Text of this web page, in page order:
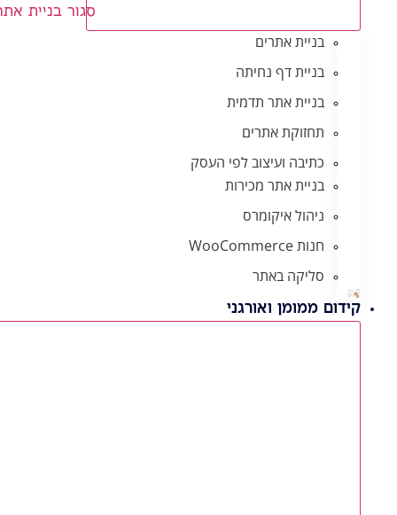
סגור בניית
בניית אתרים
בניית דף נחיתה
בניית אתר תדמית
תחזוקת אתרים
כתיבה ועיצוב לפי העסק
בניית אתר מכירות
ניהול איקומרס
חנות WooCommerce
סליקה באתר
קידום ממומן ואורגני